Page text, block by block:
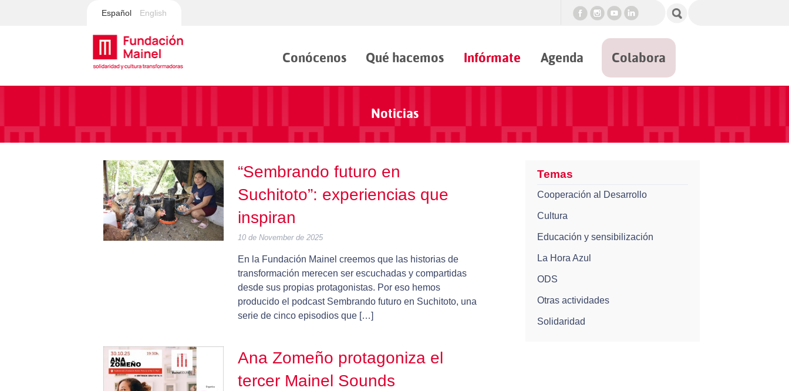
Español English
Conócenos Qué hacemos Infórmate Agenda Colabora
Noticias
“Sembrando futuro en
Suchitoto”: experiencias que
inspiran
10 de November de 2025
En la Fundación Mainel creemos que las historias de
transformación merecen ser escuchadas y compartidas
desde sus propias protagonistas. Por eso hemos
producido el podcast Sembrando futuro en Suchitoto, una
serie de cinco episodios que […]
Ana Zomeño protagoniza el
tercer Mainel Sounds
Temas
Cooperación al Desarrollo
Cultura
Educación y sensibilización
La Hora Azul
ODS
Otras actividades
Solidaridad